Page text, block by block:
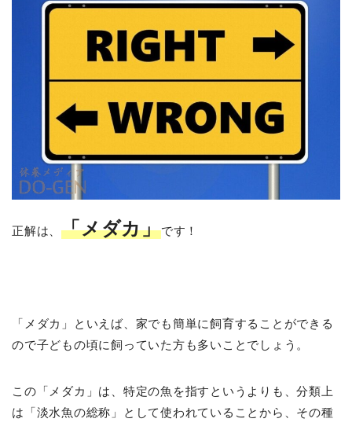
正解は、「メダカ」です！
「メダカ」といえば、家でも簡単に飼育することができる
ので子どもの頃に飼っていた方も多いことでしょう。
この「メダカ」は、特定の魚を指すというよりも、分類上
は「淡水魚の総称」として使われていることから、その種